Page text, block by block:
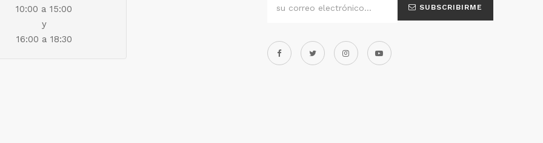
10:00 a 15:00
y
16:00 a 18:30
SUBSCRIBIRME